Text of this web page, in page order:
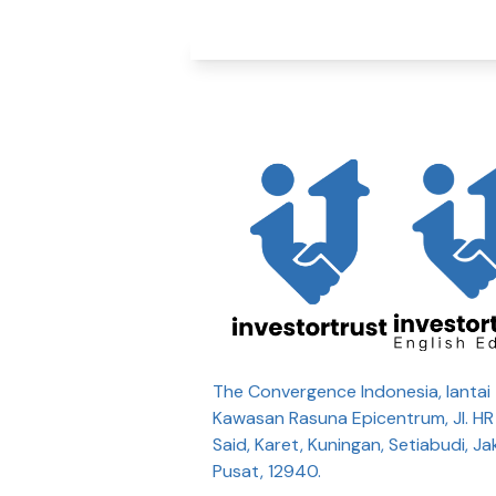
The Convergence Indonesia, lantai
Kawasan Rasuna Epicentrum, Jl.
Said, Karet, Kuningan, Setiabudi,
Pusat, 12940.